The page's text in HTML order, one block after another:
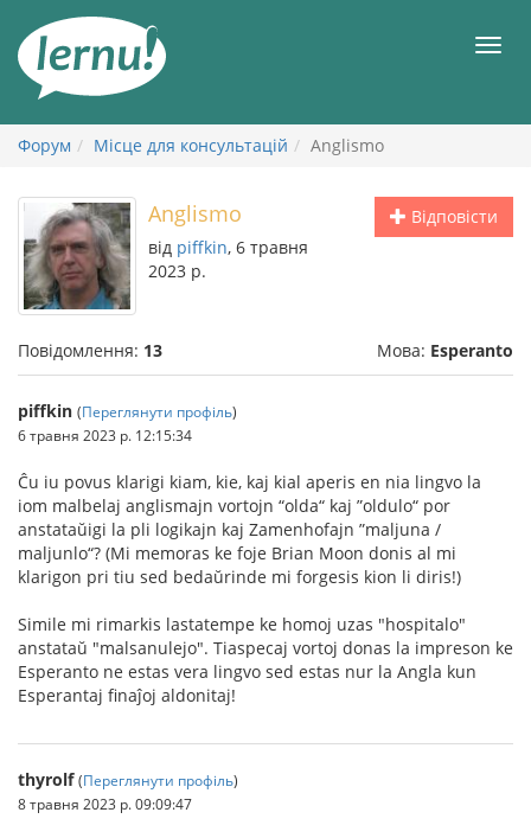
змісту
Форум Місце для консультацій Anglismo
Відповісти
Anglismo
від piffkin, 6 травня
2023 р.
Повідомлення: 13 Мова: Esperanto
piffkin (Переглянути профіль)
6 травня 2023 р. 12:15:34
Ĉu iu povus klarigi kiam, kie, kaj kial aperis en nia lingvo la
iom malbelaj anglismajn vortojn “olda“ kaj ”oldulo“ por
anstataŭigi la pli logikajn kaj Zamenhofajn ”maljuna /
maljunlo“? (Mi memoras ke foje Brian Moon donis al mi
klarigon pri tiu sed bedaŭrinde mi forgesis kion li diris!)
Simile mi rimarkis lastatempe ke homoj uzas "hospitalo"
anstataŭ "malsanulejo". Tiaspecaj vortoj donas la impreson ke
Esperanto ne estas vera lingvo sed estas nur la Angla kun
Esperantaj finaĵoj aldonitaj!
thyrolf (Переглянути профіль)
8 травня 2023 р. 09:09:47